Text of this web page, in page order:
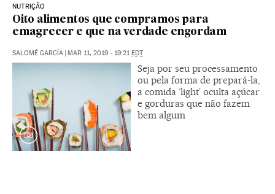
NUTRIÇÃO
Oito alimentos que compramos para
emagrecer e que na verdade engordam
SALOMÉ GARCÍA | MAR 11, 2019 - 19:21 EDT
Seja por seu processamento
ou pela forma de prepará-la,
a comida ‘light’ oculta açúcar
e gorduras que não fazem
bem algum